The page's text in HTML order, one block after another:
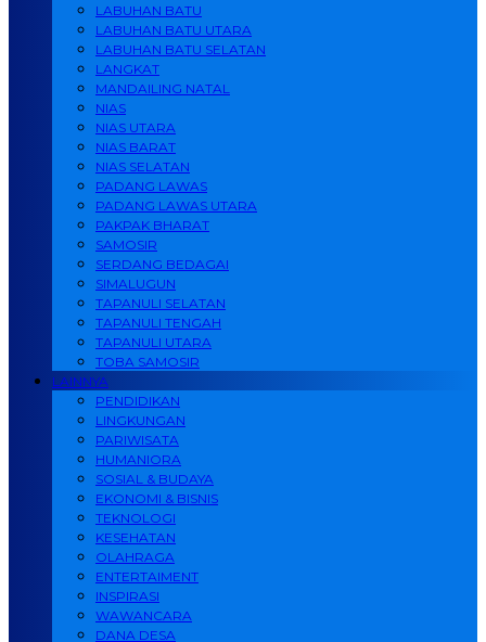
LABUHAN BATU
LABUHAN BATU UTARA
LABUHAN BATU SELATAN
LANGKAT
MANDAILING NATAL
NIAS
NIAS UTARA
NIAS BARAT
NIAS SELATAN
PADANG LAWAS
PADANG LAWAS UTARA
PAKPAK BHARAT
SAMOSIR
SERDANG BEDAGAI
SIMALUGUN
TAPANULI SELATAN
TAPANULI TENGAH
TAPANULI UTARA
TOBA SAMOSIR
LAINNYA
PENDIDIKAN
LINGKUNGAN
PARIWISATA
HUMANIORA
SOSIAL & BUDAYA
EKONOMI & BISNIS
TEKNOLOGI
KESEHATAN
OLAHRAGA
ENTERTAIMENT
INSPIRASI
WAWANCARA
DANA DESA